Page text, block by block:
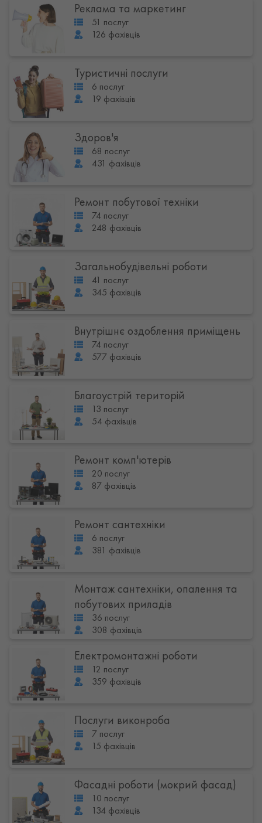
Реклама та маркетинг
51 послуг
126 фахівців
Туристичні послуги
6 послуг
19 фахівців
Здоров'я
68 послуг
431 фахівців
Ремонт побутової техніки
74 послуг
248 фахівців
Загальнобудівельні роботи
41 послуг
345 фахівців
Внутрішнє оздоблення приміщень
74 послуг
577 фахівців
Благоустрій територій
13 послуг
54 фахівців
Ремонт комп'ютерів
20 послуг
87 фахівців
Ремонт сантехніки
6 послуг
381 фахівців
Монтаж сантехніки, опалення та
побутових приладів
36 послуг
308 фахівців
Електромонтажні роботи
12 послуг
359 фахівців
Послуги виконроба
7 послуг
15 фахівців
Фасадні роботи (мокрий фасад)
10 послуг
134 фахівців